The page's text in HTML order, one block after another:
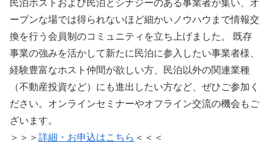
民泊ホストおよび民泊とシナジーのある事業者が集い、オ
ープンな場では得られないほど細かいノウハウまで情報交
換を行う会員制のコミュニティを立ち上げました。 既存
事業の強みを活かして新たに民泊に参入したい事業者様、
経験豊富なホスト仲間が欲しい方、民泊以外の関連業種
（不動産投資など）にも進出したい方など、ぜひご参加く
ださい。オンラインセミナーやオフライン交流の機会もご
ざいます。
＞＞＞ 詳細・お申込はこちら ＜＜＜